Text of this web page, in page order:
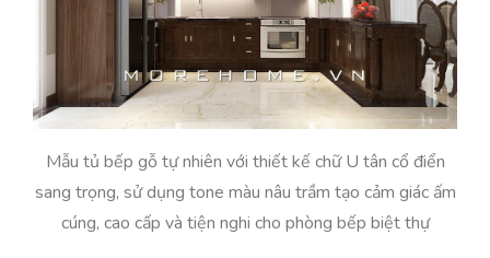
Mẫu tủ bếp gỗ tự nhiên với thiết kế chữ U tân cổ điển
sang trọng, sử dụng tone màu nâu trầm tạo cảm giác ấm
cúng, cao cấp và tiện nghi cho phòng bếp biệt thự